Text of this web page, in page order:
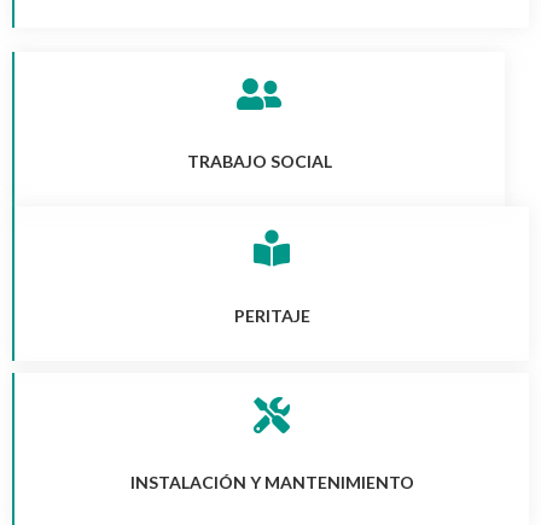
TRABAJO SOCIAL
PERITAJE
INSTALACIÓN Y MANTENIMIENTO